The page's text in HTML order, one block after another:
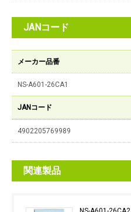
JANコード
メーカー品番
NS-A601-26CA1
JANコード
4902205769989
関連製品